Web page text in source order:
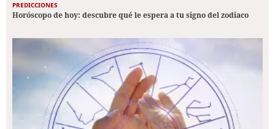
PREDICCIONES
Horóscopo de hoy: descubre qué le espera a tu signo del zodiaco